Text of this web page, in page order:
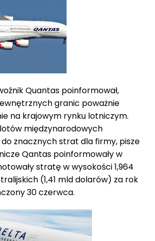
Quantas poinformował,
granic poważnie
na krajowym rynku lotniczym.
międzynarodowych
znacznych strat dla firmy, pisze
Qantas poinformowały w
stratę w wysokości 1,964
(1,41 mld dolarów) za rok
30 czerwca.